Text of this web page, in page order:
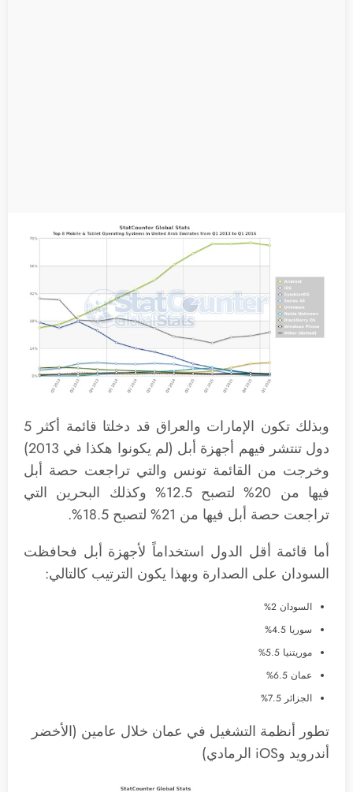
وبذلك تكون الإمارات والعراق قد دخلتا قائمة أكثر 5
دول تنتشر فيهم أجهزة أبل (لم يكونوا هكذا في 2013)
وخرجت من القائمة تونس والتي تراجعت حصة أبل
فيها من 20% لتصبح 12.5% وكذلك البحرين التي
تراجعت حصة أبل فيها من 21% لتصبح 18.5%.
أما قائمة أقل الدول استخداماً لأجهزة أبل فحافظت
السودان على الصدارة وبهذا يكون الترتيب كالتالي:
السودان 2%
سوريا 4.5%
موريتنيا 5.5%
عمان 6.5%
الجزائر 7.5%
تطور أنظمة التشغيل في عمان خلال عامين (الأخضر
أندرويد وiOS الرمادي)